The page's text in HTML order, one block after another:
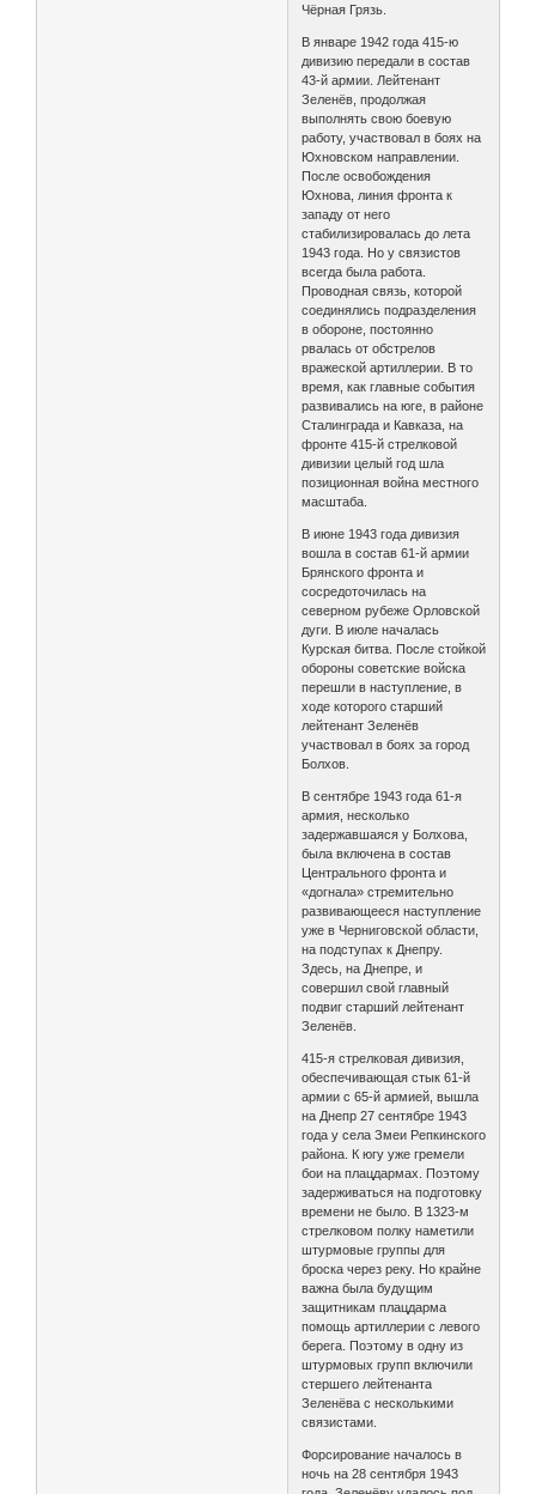
Чёрная Грязь.
В январе 1942 года 415-ю
дивизию передали в состав
43-й армии. Лейтенант
Зеленёв, продолжая
выполнять свою боевую
работу, участвовал в боях на
Юхновском направлении.
После освобождения
Юхнова, линия фронта к
западу от него
стабилизировалась до лета
1943 года. Но у связистов
всегда была работа.
Проводная связь, которой
соединялись подразделения
в обороне, постоянно
рвалась от обстрелов
вражеской артиллерии. В то
время, как главные события
развивались на юге, в районе
Сталинграда и Кавказа, на
фронте 415-й стрелковой
дивизии целый год шла
позиционная война местного
масштаба.
В июне 1943 года дивизия
вошла в состав 61-й армии
Брянского фронта и
сосредоточилась на
северном рубеже Орловской
дуги. В июле началась
Курская битва. После стойкой
обороны советские войска
перешли в наступление, в
ходе которого старший
лейтенант Зеленёв
участвовал в боях за город
Болхов.
В сентябре 1943 года 61-я
армия, несколько
задержавшаяся у Болхова,
была включена в состав
Центрального фронта и
«догнала» стремительно
развивающееся наступление
уже в Черниговской области,
на подступах к Днепру.
Здесь, на Днепре, и
совершил свой главный
подвиг старший лейтенант
Зеленёв.
415-я стрелковая дивизия,
обеспечивающая стык 61-й
армии с 65-й армией, вышла
на Днепр 27 сентябре 1943
года у села Змеи Репкинского
района. К югу уже гремели
бои на плацдармах. Поэтому
задерживаться на подготовку
времени не было. В 1323-м
стрелковом полку наметили
штурмовые группы для
броска через реку. Но крайне
важна была будущим
защитникам плацдарма
помощь артиллерии с левого
берега. Поэтому в одну из
штурмовых групп включили
стершего лейтенанта
Зеленёва с несколькими
связистами.
Форсирование началось в
ночь на 28 сентября 1943